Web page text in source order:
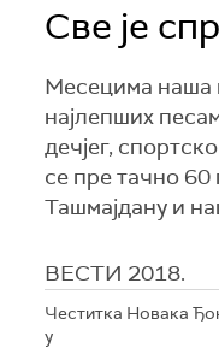
Све је
Месецима наша
најлепших
дечјег,
се пре тачно
Ташмајдану и
ВЕСТИ 2018.
Честитка Новака
у